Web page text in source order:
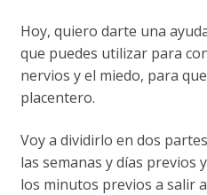
Hoy, quiero darte una
que puedes utilizar para
nervios y el miedo, para
placentero.
Voy a dividirlo en dos
las semanas y días previos
los minutos previos a salir